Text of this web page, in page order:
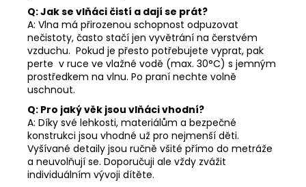
Q: Jak se vlňáci čistí a dají se prát?
A: Vlna má přirozenou schopnost odpuzovat
nečistoty, často stačí jen vyvětrání na čerstvém
vzduchu. Pokud je přesto potřebujete vyprat, pak
perte v ruce ve vlažné vodě (max. 30°C) s jemným
prostředkem na vlnu. Po praní nechte volně
uschnout.
Q: Pro jaký věk jsou vlňáci vhodní?
A: Díky své lehkosti, materiálům a bezpečné
konstrukci jsou vhodné už pro nejmenší děti.
Vyšívané detaily jsou ručně všité přímo do metráže
a neuvolňují se. Doporučuji ale vždy zvážit
individuálním vývoji dítěte.